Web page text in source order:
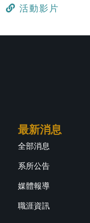
活動影片
最新消息
全部消息
系所公告
媒體報導
職涯資訊